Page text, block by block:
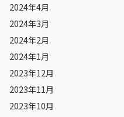
2024年4月
2024年3月
2024年2月
2024年1月
2023年12月
2023年11月
2023年10月